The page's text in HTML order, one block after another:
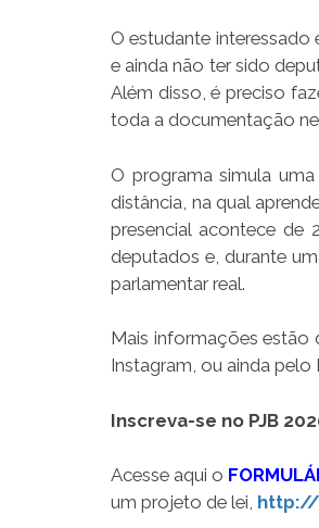
O estudante interessado
e ainda não ter sido
Além disso, é preciso
toda a documentação
O programa simula
distância, na qual
presencial acontece de
deputados e, durante
parlamentar real.
Mais informações estão
Instagram, ou ainda pelo
Inscreva-se no PJB
Acesse aqui o
um projeto de lei, http://